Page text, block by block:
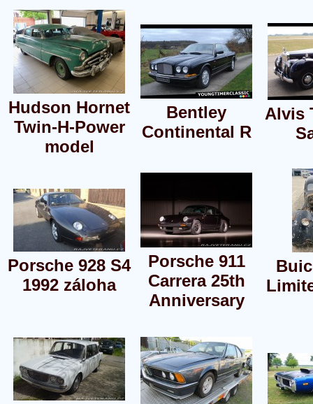
Hudson Hornet
Twin-H-Power
model
Bentley
Continental R
Alvis
Porsche 928 S4
1992 záloha
Porsche 911
Carrera 25th
Anniversary